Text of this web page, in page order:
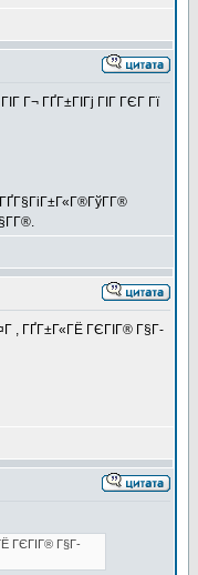
Г¬ ГҐГ±ГІГј ГІГ ГЄГ Гї
, ГҐГ±Г«ГЁ ГЄГІГ® Г§Г­
ГЄГІГ® Г§Г­